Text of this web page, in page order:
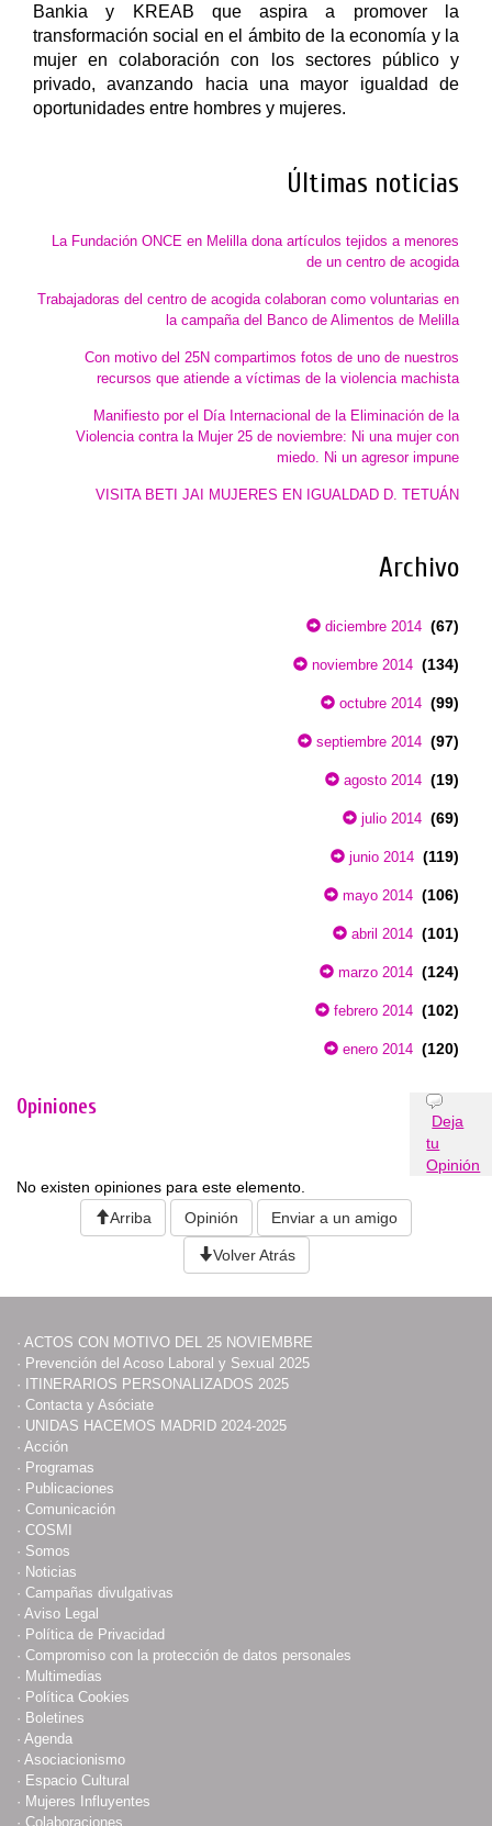
Bankia y KREAB que aspira a promover la
transformación social en el ámbito de la economía y la
mujer en colaboración con los sectores público y
privado, avanzando hacia una mayor igualdad de
oportunidades entre hombres y mujeres.
Últimas noticias
La Fundación ONCE en Melilla dona artículos tejidos a menores
de un centro de acogida
Trabajadoras del centro de acogida colaboran como voluntarias en
la campaña del Banco de Alimentos de Melilla
Con motivo del 25N compartimos fotos de uno de nuestros
recursos que atiende a víctimas de la violencia machista
Manifiesto por el Día Internacional de la Eliminación de la
Violencia contra la Mujer 25 de noviembre: Ni una mujer con
miedo. Ni un agresor impune
VISITA BETI JAI MUJERES EN IGUALDAD D. TETUÁN
Archivo
diciembre 2014 (67)
noviembre 2014 (134)
octubre 2014 (99)
septiembre 2014 (97)
agosto 2014 (19)
julio 2014 (69)
junio 2014 (119)
mayo 2014 (106)
abril 2014 (101)
marzo 2014 (124)
febrero 2014 (102)
enero 2014 (120)
Opiniones
Deja
tu
Opinión
No existen opiniones para este elemento.
Arriba
Opinión Enviar a un amigo
Volver Atrás
· ACTOS CON MOTIVO DEL 25 NOVIEMBRE
· Prevención del Acoso Laboral y Sexual 2025
· ITINERARIOS PERSONALIZADOS 2025
· Contacta y Asóciate
· UNIDAS HACEMOS MADRID 2024-2025
· Acción
· Programas
· Publicaciones
· Comunicación
· COSMI
· Somos
· Noticias
· Campañas divulgativas
· Aviso Legal
· Política de Privacidad
· Compromiso con la protección de datos personales
· Multimedias
· Política Cookies
· Boletines
· Agenda
· Asociacionismo
· Espacio Cultural
· Mujeres Influyentes
· Colaboraciones